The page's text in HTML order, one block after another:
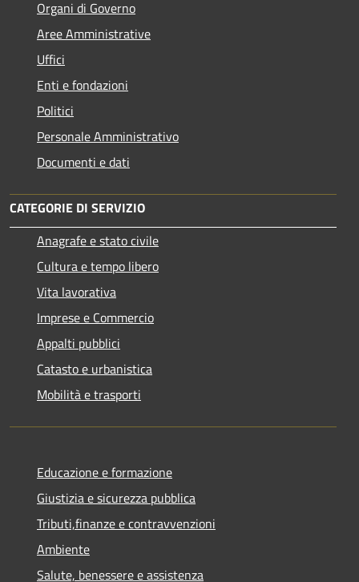
Organi di Governo
Aree Amministrative
Uffici
Enti e fondazioni
Politici
Personale Amministrativo
Documenti e dati
CATEGORIE DI SERVIZIO
Anagrafe e stato civile
Cultura e tempo libero
Vita lavorativa
Imprese e Commercio
Appalti pubblici
Catasto e urbanistica
Mobilità e trasporti
Educazione e formazione
Giustizia e sicurezza pubblica
Tributi,finanze e contravvenzioni
Ambiente
Salute, benessere e assistenza